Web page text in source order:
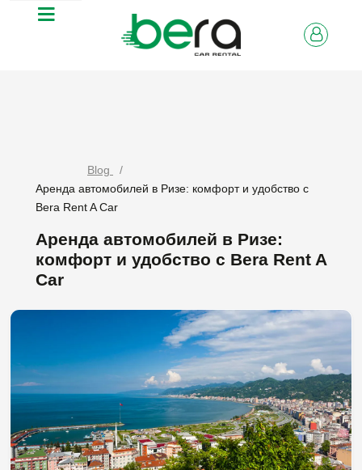
Blog
Аренда автомобилей в Ризе: комфорт и удобство с
Bera Rent A Car
Аренда автомобилей в Ризе:
комфорт и удобство с Bera Rent A
Car